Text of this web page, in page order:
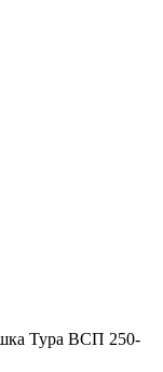
Тура ВСП 250-